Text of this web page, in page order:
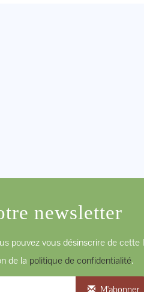
newsletter
pouvez vous désinscrire de
de la politique de confidentialité.
M'abonner